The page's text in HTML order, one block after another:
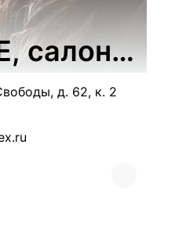
салон
д. 62, к. 2